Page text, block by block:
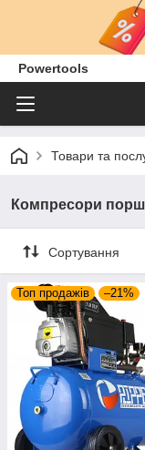
Powertools
Товари та
Компресори
Сортування
Топ продажів –21%